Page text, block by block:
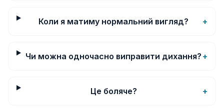
Коли я матиму нормальний вигляд? +
Чи можна одночасно виправити дихання? +
Це боляче? +